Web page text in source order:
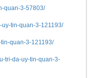
quan-3-57803/
uy-tin-quan-3-121193/
quan-3-121193/
tri-da-uy-tin-quan-3-